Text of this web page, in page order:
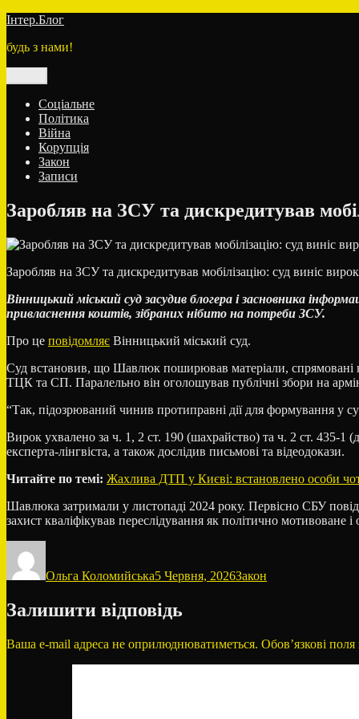
Перейти
вмісту
Інтер.Блог
будь з нами!
Соціальне
Політика
Війна
Корупція
Закон
Записи
Заробляв на ЗСУ та дискредитував
Заробляв на ЗСУ та дискредитував мобілізацію: суд виніс
Вінницький міський суд засудив блогера і засновника
привласнення коштів, зібраних нібито на потреби ЗСУ.
Про це повідомляє Вінницький міський суд.
Суд встановив, що Шавлюк поширював матеріали, спрямовані
ТЦК та СП. Паралельно він оголошував публічні збори на
“Так, підозрюваний чинив протиправні дії для формування у
Вирок ухвалено за ч. 1, 2 ст. 190 (шахрайство) та ч. 2 ст. 435-1
експерта-лінгвіста, а також дослідив письмові та відеодокази.
Читайте по темі: Жахлива ДТП у Києві: встановлено особи
Шавлюка затримали у листопаді 2024 року. Первісно СБУ
захист кваліфікував переслідування як політично мотивоване і
Ольга Коломийська5 Червня, 2026Закон
Залишити відповідь
Ваша e-mail адреса не оприлюднюватиметься. Обов’язкові поля